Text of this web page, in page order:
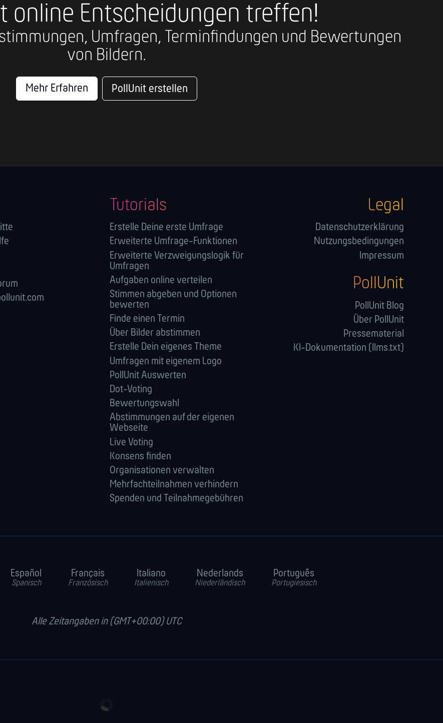
online Entscheidungen treffen!
Umfragen, Terminfindungen und Bewertungen
von Bildern.
Mehr Erfahren PollUnit erstellen
Tutorials
Erstelle Deine erste Umfrage
Erweiterte Umfrage-Funktionen
Erweiterte Verzweigungslogik für
Umfragen
Aufgaben online verteilen
Stimmen abgeben und Optionen
bewerten
Finde einen Termin
Über Bilder abstimmen
Erstelle Dein eigenes Theme
Umfragen mit eigenem Logo
PollUnit Auswerten
Dot-Voting
Bewertungswahl
Abstimmungen auf der eigenen
Webseite
Live Voting
Konsens finden
Orga­nisationen verwalten
Mehrfachteilnahmen verhindern
Spenden und Teilnahmegebühren
Legal
Datenschutzerklärung
Nutzungsbedingungen
Impressum
PollUnit
PollUnit Blog
Über PollUnit
Pressematerial
KI-Dokumentation (llms.txt)
Español
Spanisch
Français
Französisch
Italiano
Italienisch
Nederlands
Niederländisch
Português
Portugiesisch
Alle Zeitangaben in (GMT+00:00) UTC